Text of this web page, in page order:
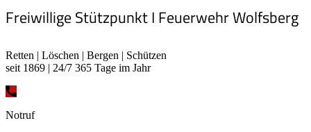
Freiwillige Stützpunkt I Feuerwehr Wolfsberg
Retten | Löschen | Bergen | Schützen
seit 1869 | 24/7 365 Tage im Jahr
Notruf